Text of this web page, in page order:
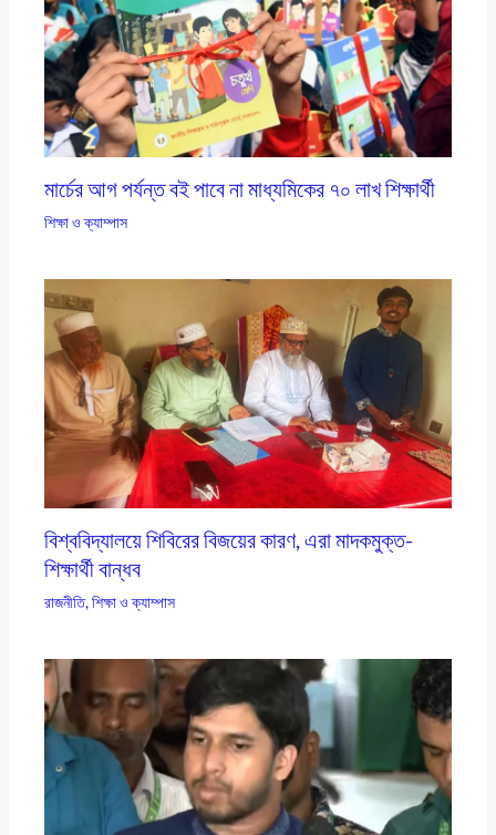
মার্চের আগ পর্যন্ত বই পাবে না মাধ্যমিকের ৭০ লাখ শিক্ষার্থী
শিক্ষা ও ক্যাম্পাস
বিশ্ববিদ্যালয়ে শিবিরের বিজয়ের কারণ, এরা মাদকমুক্ত-
শিক্ষার্থী বান্ধব
রাজনীতি,শিক্ষা ও ক্যাম্পাস